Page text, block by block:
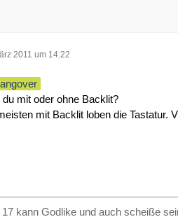
2011 um 14:22
du mit oder ohne Backlit?
mit Backlit loben die Tastatur.
17 kann Godlike und auch scheiße